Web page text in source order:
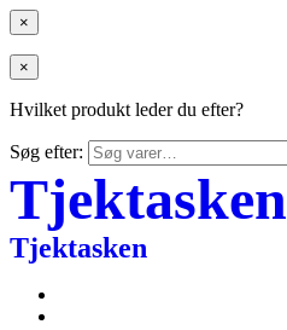
×
×
Hvilket produkt leder du efter?
Søg efter:
Tjektasken
Tjektasken